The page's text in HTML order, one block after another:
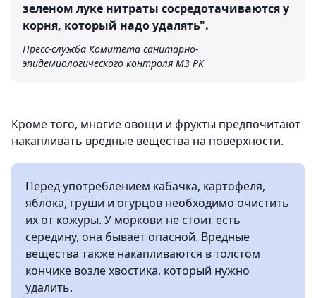
зеленом луке нитраты сосредотачиваются у
корня, который надо удалять".
Пресс-служба Комитета санитарно-
эпидемиологического контроля МЗ РК
Кроме того, многие овощи и фрукты предпочитают
накапливать вредные вещества на поверхности.
Перед употреблением кабачка, картофеля,
яблока, груши и огурцов необходимо очистить
их от кожуры. У моркови не стоит есть
середину, она бывает опасной. Вредные
вещества также накапливаются в толстом
кончике возле хвостика, который нужно
удалить.